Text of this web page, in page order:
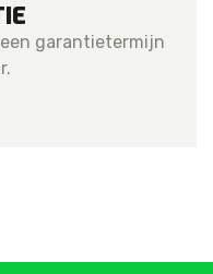
garantietermijn